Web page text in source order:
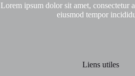
Lorem ipsum dolor sit amet, consectetur
eiusmod tempor
Liens utiles